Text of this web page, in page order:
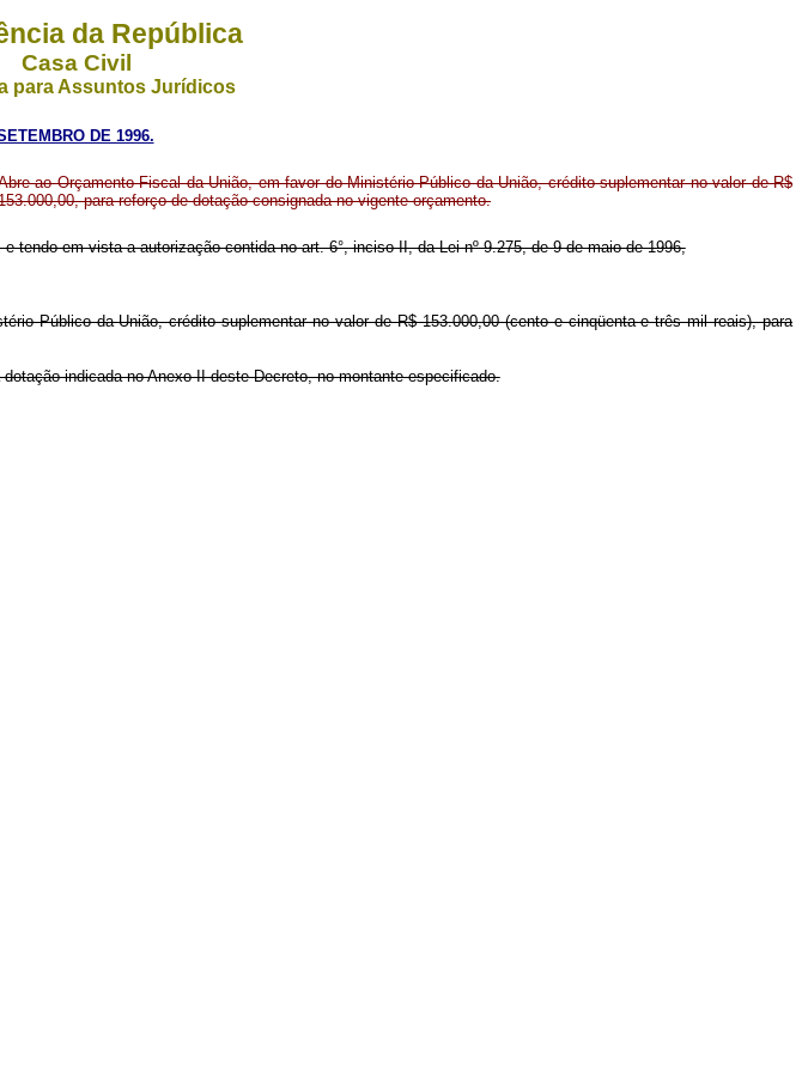
da República
Casa Civil
para Assuntos Jurídicos
DE 1996.
ao Orçamento Fiscal da União, em favor do Ministério Público da União, crédito suplementar no valor de R$
para reforço de dotação consignada no vigente orçamento.
tendo em vista a autorização contida no art. 6°, inciso II, da Lei nº 9.275, de 9 de maio de 1996,
Público da União, crédito suplementar no valor de R$ 153.000,00 (cento e cinqüenta e três mil reais), para
indicada no Anexo II deste Decreto, no montante especificado.